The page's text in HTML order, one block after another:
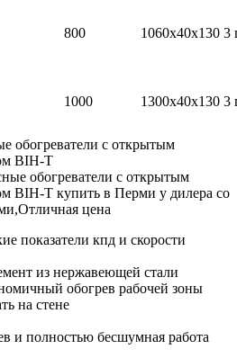
800 1060х40х130 3
1000 1300х40х130 3
обогреватели с открытым
BIH-T
показатели кпд и скорости
из нержавеющей стали
обогрев рабочей зоны
на стене
и полностью бесшумная работа